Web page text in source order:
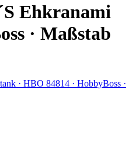
Ehkranami
· Maßstab